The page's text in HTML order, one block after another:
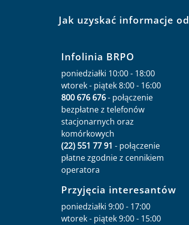
Jak uzyskać informacje
Infolinia BRPO
poniedziałki 10:00 - 18:00
wtorek - piątek 8:00 - 16:00
800 676 676- połączenie
bezpłatne z telefonów
stacjonarnych oraz
komórkowych
(22) 551 77 91 - połączenie
płatne zgodnie z cennikiem
operatora
Przyjęcia interesantów
poniedziałki 9:00 - 17:00
wtorek - piątek 9:00 - 15:00